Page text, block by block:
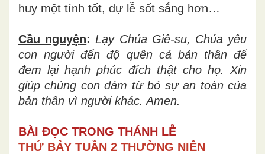
huy một tính tốt, dự lễ sốt sắng hơn…
Cầu nguyện: Lạy Chúa Giê-su, Chúa yêu
con ngườiđếnđộ quên cảbản thân để
đem lại hạnh phúc đích thật cho họ. Xin
giúp chúng con dám từbỏ sựan toàn của
bản thân vì người khác. Amen.
BÀI ĐỌC TRONG THÁNH LỄ
THỨ BẢY TUẦN 2 THƯỜNG NIÊN